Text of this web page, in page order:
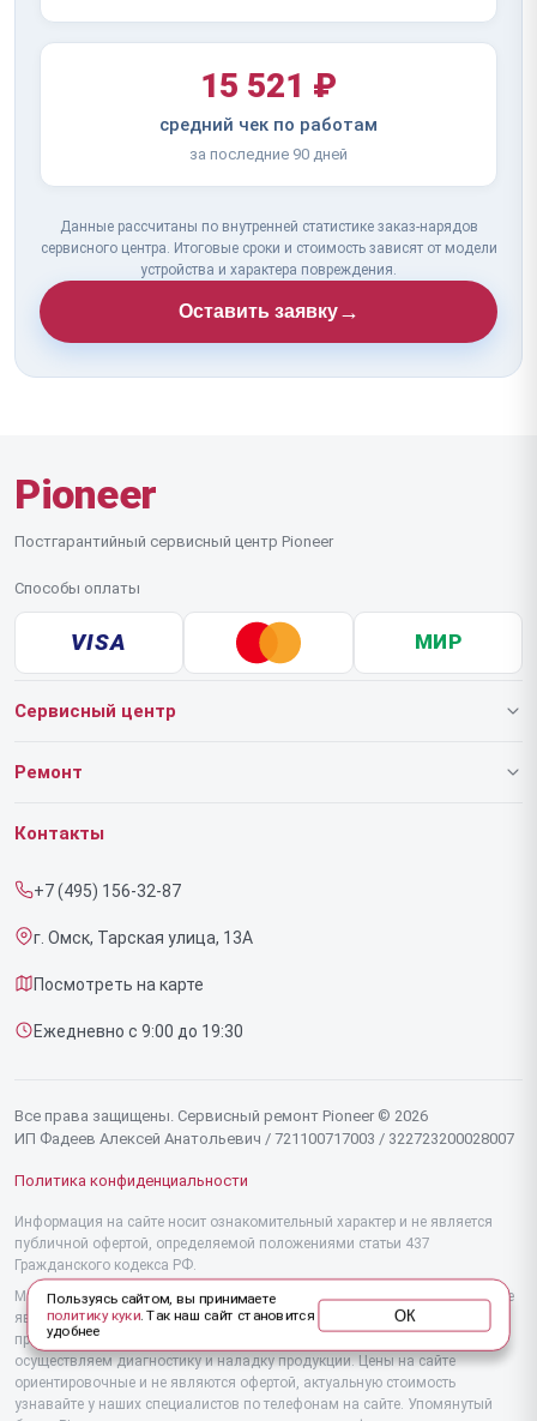
15 521 ₽
средний чек по работам
за последние 90 дней
Данные рассчитаны по внутренней статистике заказ-нарядов
сервисного центра. Итоговые сроки и стоимость зависят от модели
устройства и характера повреждения.
Оставить заявку→
Pioneer
Постгарантийный сервисный центр Pioneer
Способы оплаты
VISA МИР
Сервисный центр
О нашем сервисе
Срочный ремонт
Доставка и способы оплаты
Диагностика
Контакты
Ремонт
Роботов-пылесосов
Секвенсоров
Наушников
Микшерных пультов
Вертикальных пылесосов
Микроволновых печей
Контакты
+7 (495) 156-32-87
г. Омск, Тарская улица, 13А
Посмотреть на карте
Ежедневно с 9:00 до 19:30
Все права защищены. Сервисный ремонт Pioneer © 2026
ИП Фадеев Алексей Анатольевич / 721100717003 / 322723200028007
Политика конфиденциальности
Информация на сайте носит ознакомительный характер и не является
публичной офертой, определяемой положениями статьи 437
Гражданского кодекса РФ.
Мы специализируемся на обслуживании и ремонте техники Pioneer, но не
являемся их официальным представителем. Предоставляем
профессиональные услуги после истечения гарантии, а также
осуществляем диагностику и наладку продукции. Цены на сайте
ориентировочные и не являются офертой, актуальную стоимость
узнавайте у наших специалистов по телефонам на сайте. Упомянутый
Пользуясь сайтом, вы принимаете
политику куки. Так наш сайт становится
удобнее
ОК